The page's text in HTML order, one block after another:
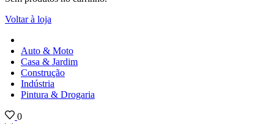
Voltar à loja
Auto & Moto
Casa & Jardim
Construção
Indústria
Pintura & Drogaria
0